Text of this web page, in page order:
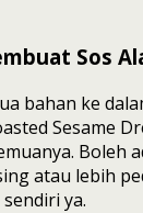
Sos
bahan ke
Sesame
Boleh
atau lebih
sendiri ya.